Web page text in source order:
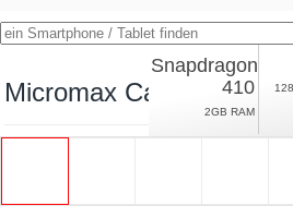
Micromax Canvas Sliver
Snapdragon
410
2GB RAM